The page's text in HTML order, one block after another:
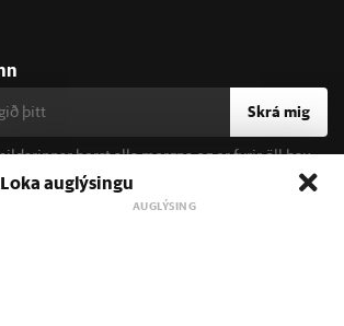
Skrá mig
berst alla morgna og er fyrir öll þau
og þjóðfélagsumræðu.
áhrif
eignarhaldi og óháð
Með því að kaupa áskrift að Heimildinni
Loka auglýsingu